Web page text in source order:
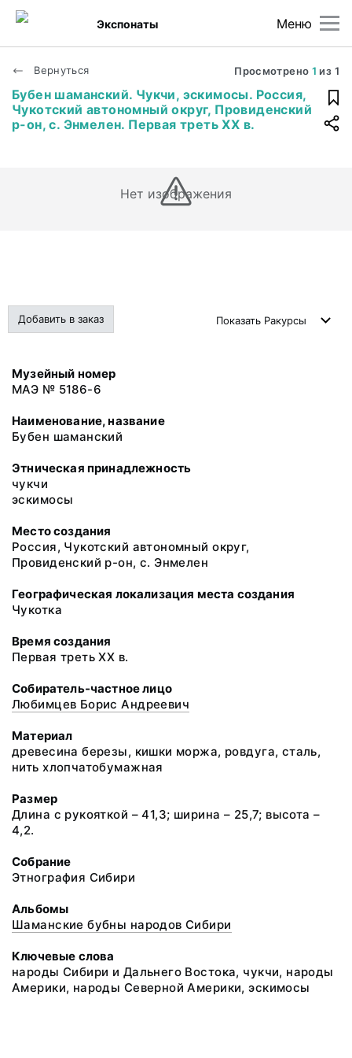
Меню
Экспонаты
Вернуться Просмотрено 1 из 1
Бубен шаманский. Чукчи, эскимосы. Россия,
Чукотский автономный округ, Провиденский
р-он, с. Энмелен. Первая треть XX в.
Нет изображения
Добавить в заказ Показать Ракурсы
Музейный номер
МАЭ № 5186-6
Наименование, название
Бубен шаманский
Этническая принадлежность
чукчи
эскимосы
Место создания
Россия, Чукотский автономный округ,
Провиденский р-он, с. Энмелен
Географическая локализация места создания
Чукотка
Время создания
Первая треть XX в.
Собиратель-частное лицо
Любимцев Борис Андреевич
Материал
древесина березы, кишки моржа, ровдуга, сталь,
нить хлопчатобумажная
Размер
Длина с рукояткой – 41,3; ширина – 25,7; высота –
4,2.
Собрание
Этнография Сибири
Альбомы
Шаманские бубны народов Сибири
Ключевые слова
народы Сибири и Дальнего Востока, чукчи, народы
Америки, народы Северной Америки, эскимосы